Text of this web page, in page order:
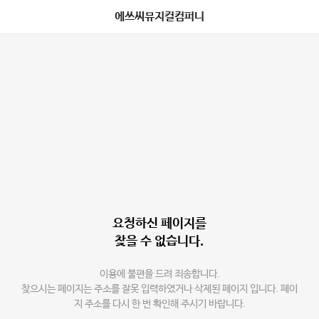
에쓰씨뮤지컬컴퍼니
요청하신 페이지를
찾을 수 없습니다.
이용에 불편을 드려 죄송합니다.
찾으시는 페이지는 주소를 잘못 입력하였거나 삭제된 페이지 입니다. 페이
지 주소를 다시 한 번 확인해 주시기 바랍니다.